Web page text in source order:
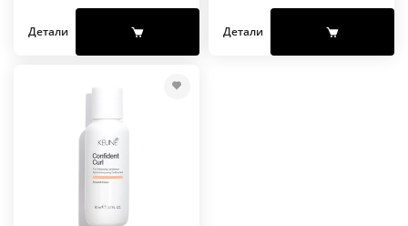
Детали Детали